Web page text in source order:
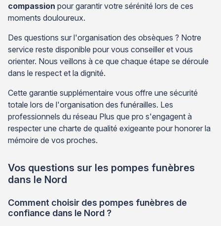
compassion pour garantir votre sérénité lors de ces
moments douloureux.
Des questions sur l'organisation des obsèques ? Notre
service reste disponible pour vous conseiller et vous
orienter. Nous veillons à ce que chaque étape se déroule
dans le respect et la dignité.
Cette garantie supplémentaire vous offre une sécurité
totale lors de l'organisation des funérailles. Les
professionnels du réseau Plus que pro s'engagent à
respecter une charte de qualité exigeante pour honorer la
mémoire de vos proches.
Vos questions sur les pompes funèbres
dans le Nord
Comment choisir des pompes funèbres de
confiance dans le Nord ?